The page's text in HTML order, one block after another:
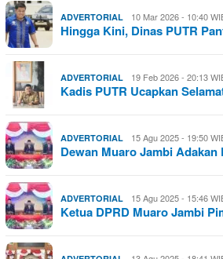
ADVERTORIAL 10 Mar 2026 - 10:40
Hingga Kini, Dinas PUTR
ADVERTORIAL 19 Feb 2026 - 20:13
Kadis PUTR Ucapkan
ADVERTORIAL 15 Agu 2025 - 19:50
Dewan Muaro Jambi
ADVERTORIAL 15 Agu 2025 - 15:46
Ketua DPRD Muaro Jambi